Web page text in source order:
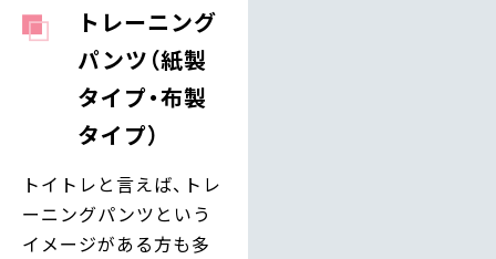
トレーニング
パンツ（紙製
タイプ・布製
タイプ）
トイトレと言えば、トレ
ーニングパンツという
イメージがある方も多